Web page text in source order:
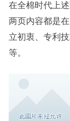
在全棉时代上
两页内容都是
立初衷、专利
等。